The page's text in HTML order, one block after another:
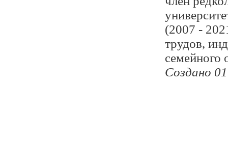
(2007 -
трудов,
семейного
Создано